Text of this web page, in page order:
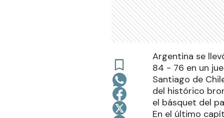
Argentina se
84 - 76 en un
Santiago de
del histórico
el básquet del
En el último